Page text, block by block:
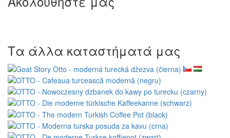
Επιστροφή αγαθών
Σχετικά με εμάς
Συνεργαστείτε μαζί μας
Χονδρική πώληση
Wacaco - εξουσιοδοτημένος αντιπρόσωπος
Cafelat - εξουσιοδοτημένος αντιπρόσωπος
Εξυπηρέτηση πελατών
Επικοινωνήστε μαζί μας
Καλό παράπονο